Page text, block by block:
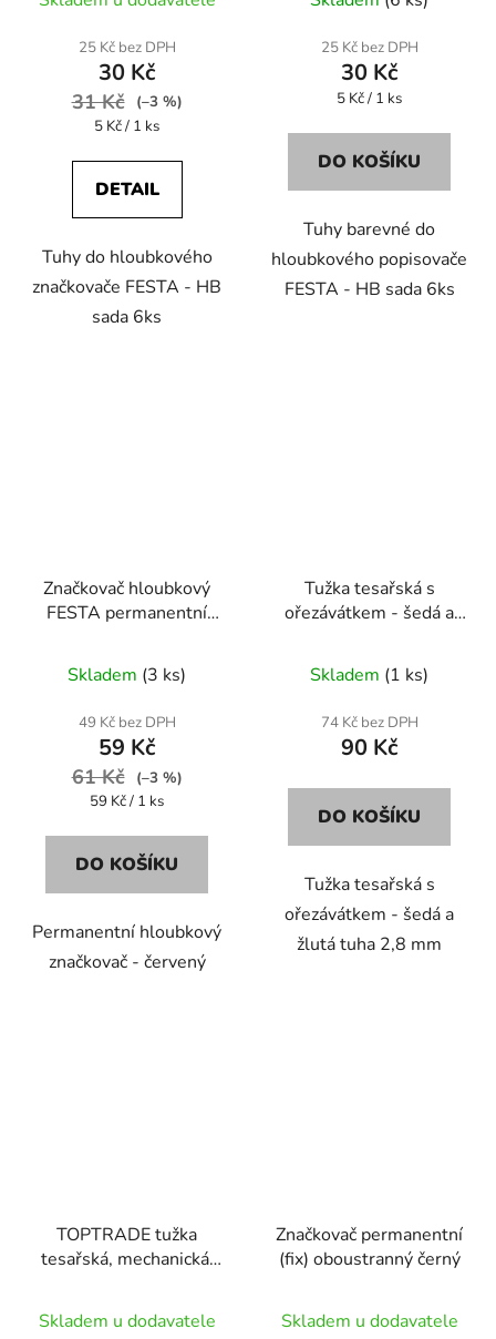
25 Kč bez DPH
30 Kč
31 Kč
(–3 %)
Měrná
5 Kč / 1 ks
DETAIL
Tuhy do hloubkového
značkovače FESTA - HB
sada 6ks
25 Kč bez DPH
30 Kč
Měrná
5 Kč / 1 ks
DO KOŠÍKU
Tuhy barevné do
hloubkového popisovače
FESTA - HB sada 6ks
Značkovač hloubkový
FESTA permanentní
Skladem (3 ks)
49 Kč bez DPH
59 Kč
61 Kč
(–3 %)
Měrná
59 Kč / 1 ks
DO KOŠÍKU
Permanentní hloubkový
značkovač - červený
Tužka tesařská s
ořezávátkem - šedá a
Skladem (1 ks)
74 Kč bez DPH
90 Kč
DO KOŠÍKU
Tužka tesařská s
ořezávátkem - šedá a
žlutá tuha 2,8 mm
TOPTRADE tužka
tesařská, mechanická,
150 mm, sada 6 ks
Skladem u dodavatele
Značkovač permanentní
(fix) oboustranný černý
Skladem u dodavatele